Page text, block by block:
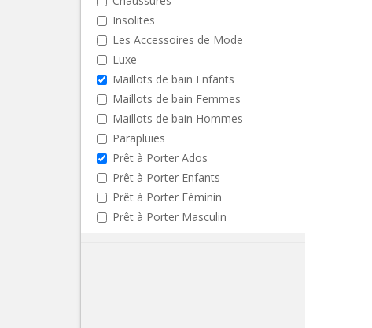
Insolites
Les Accessoires de Mode
Luxe
Maillots de bain Enfants
Maillots de bain Femmes
Maillots de bain Hommes
Parapluies
Prêt à Porter Ados
Prêt à Porter Enfants
Prêt à Porter Féminin
Prêt à Porter Masculin